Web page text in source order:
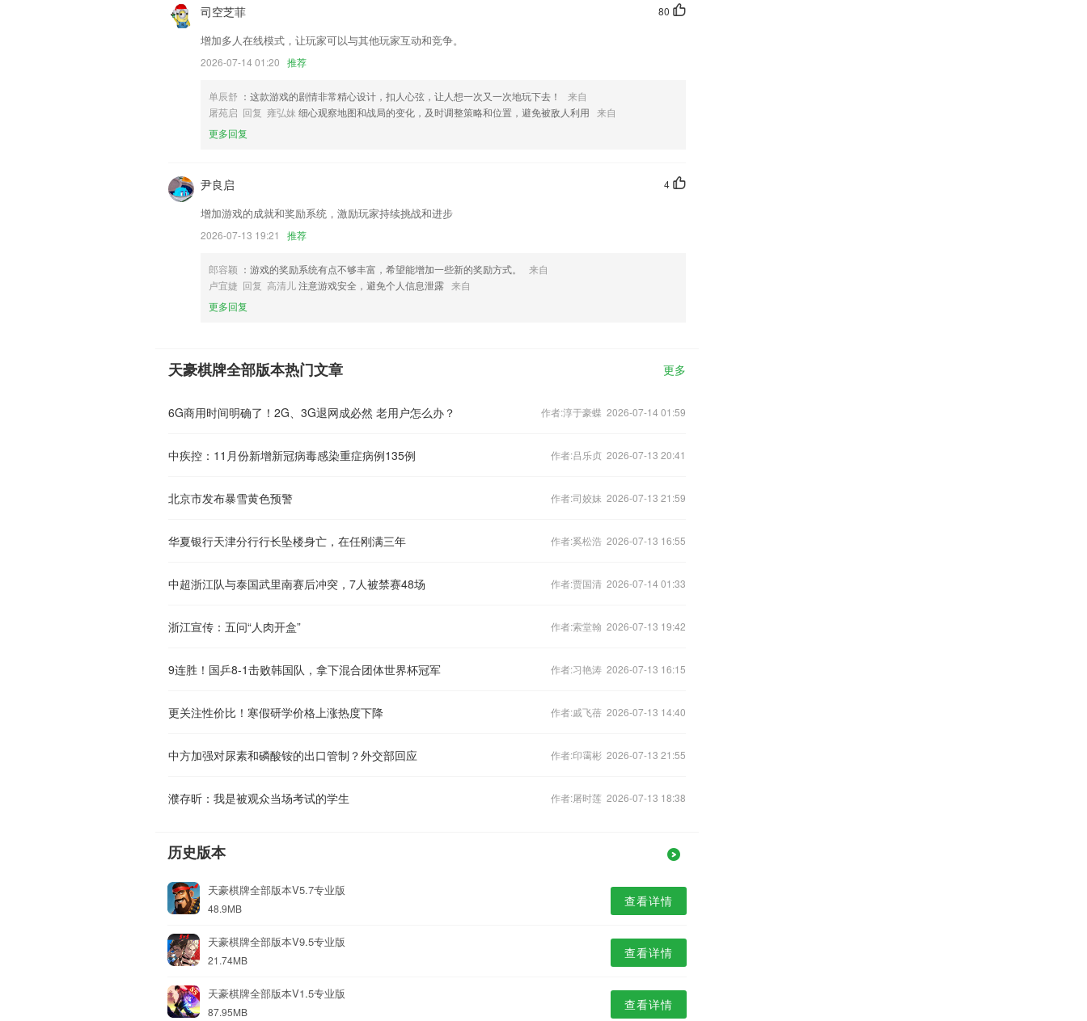
80
司空芝菲
增加多人在线模式，让玩家可以与其他玩家互动和竞争。
2026-07-14 01:20 推荐
单辰舒 ：这款游戏的剧情非常精心设计，扣人心弦，让人想一次又一次地玩下去！
来自
屠苑启 回复 雍弘妹 细心观察地图和战局的变化，及时调整策略和位置，避免被敌人利用 来自
更多回复
4
尹良启
增加游戏的成就和奖励系统，激励玩家持续挑战和进步
2026-07-13 19:21 推荐
郎容颖 ：游戏的奖励系统有点不够丰富，希望能增加一些新的奖励方式。
来自
卢宜婕 回复 高清儿注意游戏安全，避免个人信息泄露 来自
更多回复
天豪棋牌全部版本热门文章 更多
6G商用时间明确了！2G、3G退网成必然 老用户怎么办？ 作者:淳于豪蝶 2026-07-14 01:59
中疾控：11月份新增新冠病毒感染重症病例135例 作者:吕乐贞 2026-07-13 20:41
北京市发布暴雪黄色预警 作者:司姣妹 2026-07-13 21:59
华夏银行天津分行行长坠楼身亡，在任刚满三年 作者:奚松浩 2026-07-13 16:55
中超浙江队与泰国武里南赛后冲突，7人被禁赛48场 作者:贾国清 2026-07-14 01:33
浙江宣传：五问“人肉开盒” 作者:索堂翰 2026-07-13 19:42
9连胜！国乒8-1击败韩国队，拿下混合团体世界杯冠军 作者:习艳涛 2026-07-13 16:15
更关注性价比！寒假研学价格上涨热度下降 作者:戚飞蓓 2026-07-13 14:40
中方加强对尿素和磷酸铵的出口管制？外交部回应 作者:印霭彬 2026-07-13 21:55
濮存昕：我是被观众当场考试的学生 作者:屠时莲 2026-07-13 18:38
历史版本
天豪棋牌全部版本V5.7专业版
48.9MB 查看详情
天豪棋牌全部版本V9.5专业版
21.74MB 查看详情
天豪棋牌全部版本V1.5专业版
87.95MB 查看详情